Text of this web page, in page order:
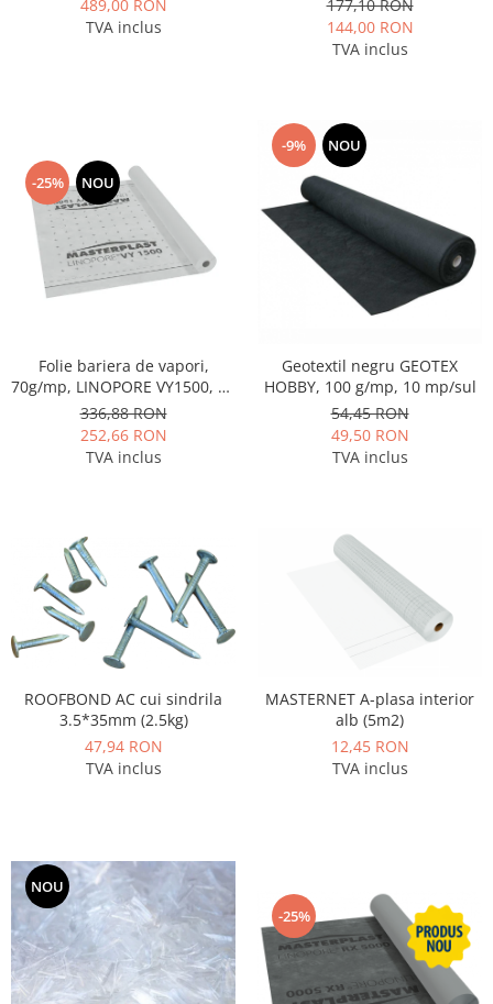
489,00 RON
TVA inclus
177,10 RON
144,00 RON
TVA inclus
-25% NOU
Folie bariera de vapori,
70g/mp, LINOPORE VY1500, 75
mp
336,88 RON
252,66 RON
TVA inclus
-9% NOU
Geotextil negru GEOTEX
HOBBY, 100 g/mp, 10 mp/sul
54,45 RON
49,50 RON
TVA inclus
ROOFBOND AC cui sindrila
3.5*35mm (2.5kg)
47,94 RON
TVA inclus
MASTERNET A-plasa interior
alb (5m2)
12,45 RON
TVA inclus
NOU
-25%